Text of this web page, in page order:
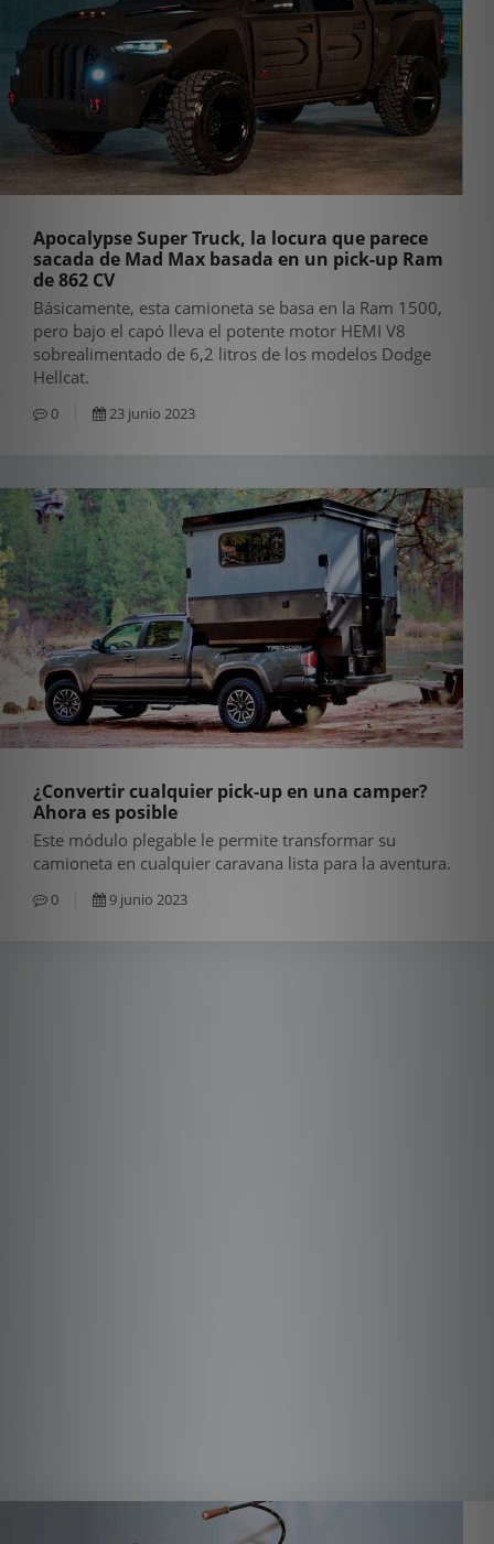
Apocalypse Super Truck, la locura que parece
sacada de Mad Max basada en un pick-up Ram
de 862 CV
Básicamente, esta camioneta se basa en la Ram 1500,
pero bajo el capó lleva el potente motor HEMI V8
sobrealimentado de 6,2 litros de los modelos Dodge
Hellcat.
0 23 junio 2023
¿Convertir cualquier pick-up en una camper?
Ahora es posible
Este módulo plegable le permite transformar su
camioneta en cualquier caravana lista para la aventura.
0 9 junio 2023